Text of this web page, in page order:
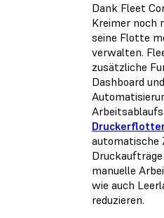
Dank Fleet
Kreimer noch
seine Flotte
verwalten.
zusätzliche
Dashboard und
Arbeitsablaufs
automatische
manuelle
wie auch
reduzieren.